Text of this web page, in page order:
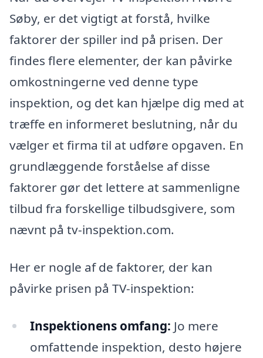
Søby, er det vigtigt at forstå, hvilke
faktorer der spiller ind på prisen. Der
findes flere elementer, der kan påvirke
omkostningerne ved denne type
inspektion, og det kan hjælpe dig med at
træffe en informeret beslutning, når du
vælger et firma til at udføre opgaven. En
grundlæggende forståelse af disse
faktorer gør det lettere at sammenligne
tilbud fra forskellige tilbudsgivere, som
nævnt på tv-inspektion.com.
Her er nogle af de faktorer, der kan
påvirke prisen på TV-inspektion:
Inspektionens omfang: Jo mere
omfattende inspektion, desto højere